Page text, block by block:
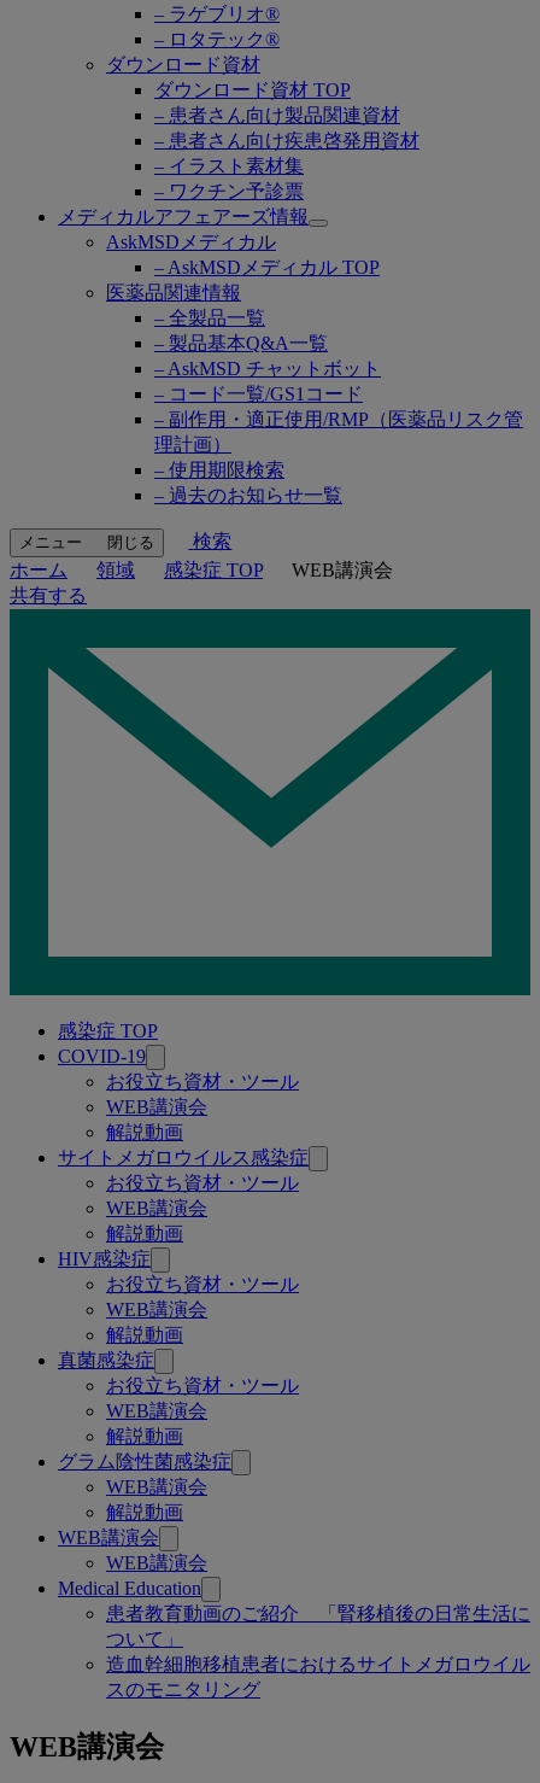
– ラゲブリオ®
– ロタテック®
ダウンロード資材
ダウンロード資材 TOP
– 患者さん向け製品関連資材
– 患者さん向け疾患啓発用資材
– イラスト素材集
– ワクチン予診票
メディカルアフェアーズ情報
Open
AskMSDメディカル
– AskMSDメディカル TOP
医薬品関連情報
– 全製品一覧
– 製品基本Q&A一覧
– AskMSD チャットボット
– コード一覧/GS1コード
– 副作用・適正使用/RMP（医薬品リスク管
理計画）
– 使用期限検索
– 過去のお知らせ一覧
メニュー 閉じる
検索
ホーム
領域 感染症 TOP
WEB講演会
共有する
感染症 TOP
COVID-19
お役立ち資材・ツール
WEB講演会
解説動画
サイトメガロウイルス感染症
お役立ち資材・ツール
WEB講演会
解説動画
HIV感染症
お役立ち資材・ツール
WEB講演会
解説動画
真菌感染症
お役立ち資材・ツール
WEB講演会
解説動画
グラム陰性菌感染症
WEB講演会
解説動画
WEB講演会
WEB講演会
Medical Education
患者教育動画のご紹介 「腎移植後の日常生活に
ついて」
造血幹細胞移植患者におけるサイトメガロウイル
スのモニタリング
WEB講演会